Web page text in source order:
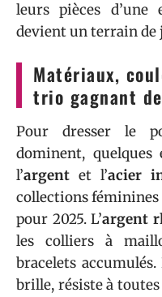
leurs pièces d’une
devient un terrain de
Matériaux,
trio gagnant
Pour dresser le
dominent, quelques
l’argent et l’acier
collections féminines
pour 2025. L’argent
les colliers à
bracelets accumulés.
brille, résiste à toutes